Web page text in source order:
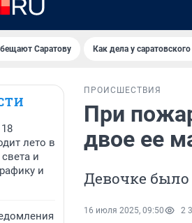
Саратову Как дела у
лето в
и
и
ПРОИСШЕСТВИЯ
При
двое ее
Девочке
16 июля 2025, 09:50 2